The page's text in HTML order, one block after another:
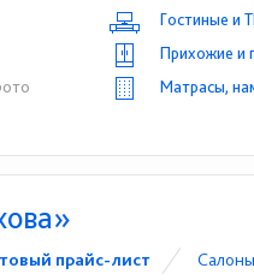
Гостиные и
Прихожие и
Матрасы,
прайс-лист